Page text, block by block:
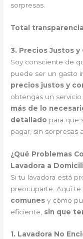
sorpresas.
Total transparencia
3. Precios Justos
Soy consciente de
puede ser un gasto
precios justos y
obtengas un servicio
más de lo
detallado para que
pagar, sin sorpresas
¿Qué Problemas
Lavadora a
Si tu lavadora está
preocuparte. Aquí te
comunes y cómo
eficiente, sin que
1. Lavadora No